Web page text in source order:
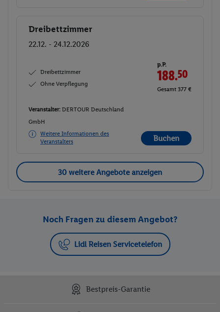
Buchen
Dreibettzimmer
22.12. - 24.12.2026
Dreibettzimmer
Ohne Verpflegung
p.P.
188.50
Gesamt 377 €
Veranstalter: DERTOUR Deutschland
GmbH
Weitere Informationen des
Veranstalters
Buchen
30 weitere Angebote anzeigen
Noch Fragen zu diesem Angebot?
Lidl Reisen Servicetelefon
Bestpreis-Garantie